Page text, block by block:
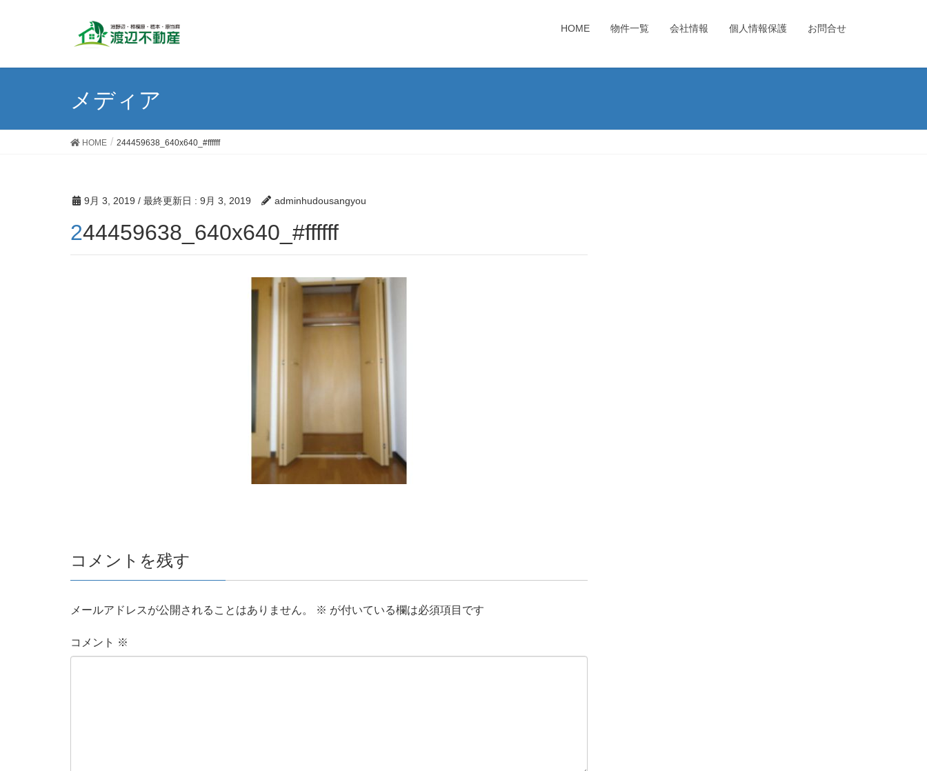
HOME 物件一覧 会社情報 個人情報保護 お問合せ
メディア
HOME 244459638_640x640_#ffffff
9月 3, 2019 / 最終更新日 : 9月 3, 2019 adminhudousangyou
244459638_640x640_#ffffff
コメントを残す
メールアドレスが公開されることはありません。 ※ が付いている欄は必須項目です
コメント ※